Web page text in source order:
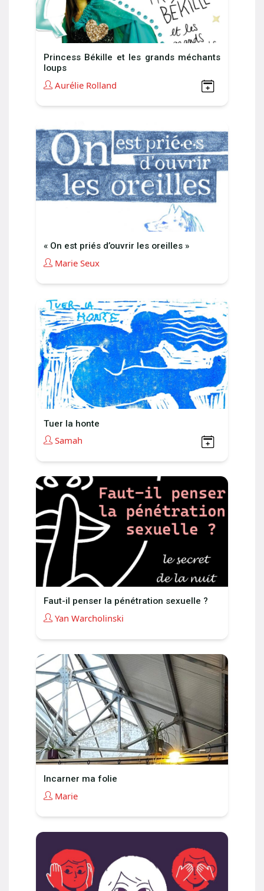
Princess Békille et les grands méchants
loups
Aurélie Rolland
« On est priés d’ouvrir les oreilles »
Marie Seux
Tuer la honte
Samah
Faut-il penser la pénétration sexuelle ?
Yan Warcholinski
Incarner ma folie
Marie